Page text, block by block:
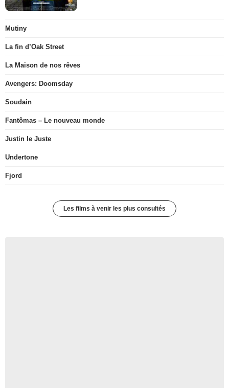
Mutiny
La fin d’Oak Street
La Maison de nos rêves
Avengers: Doomsday
Soudain
Fantômas – Le nouveau monde
Justin le Juste
Undertone
Fjord
Les films à venir les plus consultés